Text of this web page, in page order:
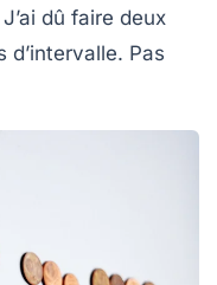
dû faire deux
Pas